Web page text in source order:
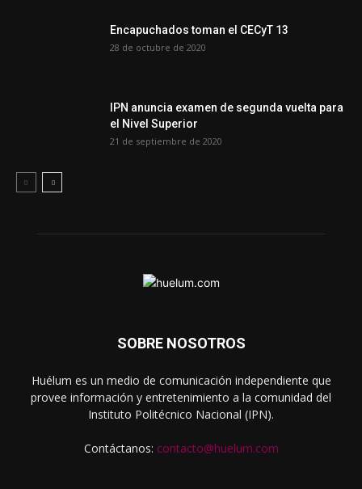
Encapuchados toman el CECyT 13
28 de octubre de 2020
IPN anuncia examen de segunda vuelta para
el Nivel Superior
21 de septiembre de 2020
SOBRE NOSOTROS
Huélum es un medio de comunicación independiente que
provee información y entretenimiento a la comunidad del
Instituto Politécnico Nacional (IPN).
Contáctanos: contacto@huelum.com